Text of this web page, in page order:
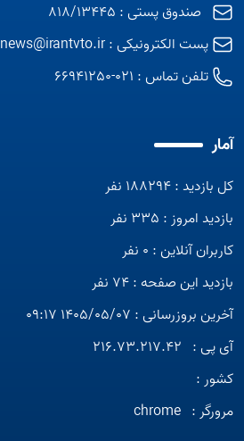
صندوق پستی : 818/13445
پست الکترونیکی :news@irantvto.ir
تلفن تماس : 021-66941250
آمار
کل بازدید : 188294 نفر
بازدید امروز : 335 نفر
کاربران آنلاین : 0 نفر
بازدید این صفحه : 74 نفر
آخرین بروزرسانی : 1405/05/07 09:17
آی پی : 216.73.217.42
کشور :
مرورگر : chrome